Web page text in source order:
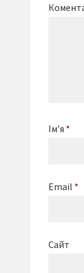
Ім’я *
Email *
Сайт